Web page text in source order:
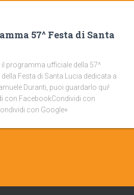
57^ Festa di Santa
il programma ufficiale della 57^
della Festa di Santa Lucia dedicata a
Duranti, puoi guardarlo qui!
con FacebookCondividi con
con Google+